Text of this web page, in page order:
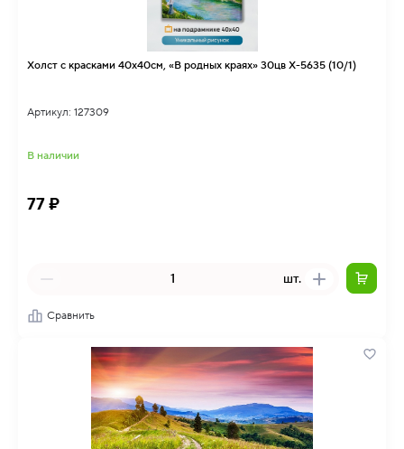
Холст с красками 40х40см, «В родных краях» 30цв Х-5635 (10/1)
Артикул: 127309
В наличии
77 ₽
шт.
Сравнить